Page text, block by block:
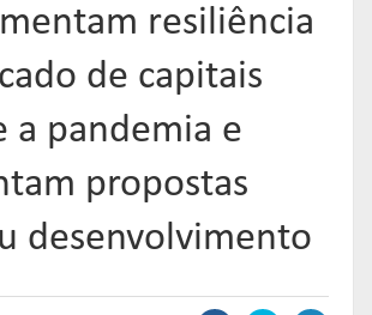
CEA
resiliência
de capitais
a pandemia e
propostas
desenvolvimento